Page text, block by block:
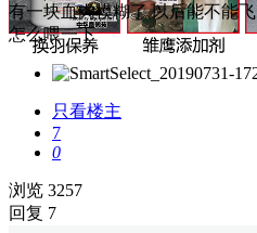
有一块血肉模糊了 以后能不能飞
怎么喂一下
只看楼主
7
0
浏览 3257
回复 7